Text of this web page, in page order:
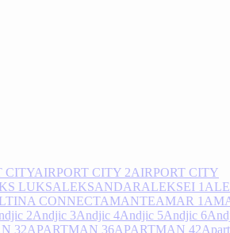
CITYAIRPORT CITY 2AIRPORT CITY
LUKSALEKSANDARALEKSEI 1
CONNECTAMANTEAMAR 1
2Andjic 3Andjic 4Andjic 5Andjic 6
32APARTMAN 36APARTMAN 42